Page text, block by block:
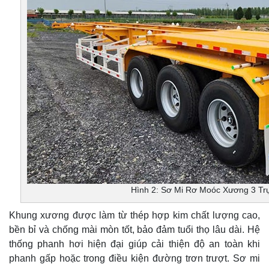
Hình 2: Sơ Mi Rơ Moóc Xương 3
Khung xương được làm từ thép hợp kim chất lượng cao,
bền bỉ và chống mài mòn tốt, bảo đảm tuổi thọ lâu dài. Hệ
thống phanh hơi hiện đại giúp cải thiện độ an toàn khi
phanh gấp hoặc trong điều kiện đường trơn trượt. Sơ mi